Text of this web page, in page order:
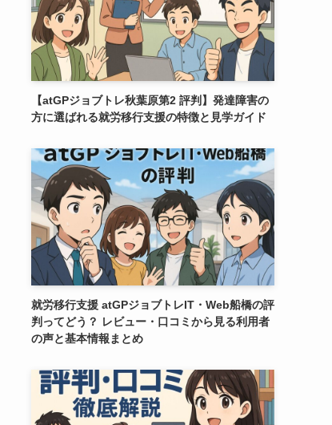
【atGPジョブトレ秋葉原第2 評判】発達障害の
方に選ばれる就労移行支援の特徴と見学ガイド
就労移行支援 atGPジョブトレIT・Web船橋の評
判ってどう？ レビュー・口コミから見る利用者
の声と基本情報まとめ